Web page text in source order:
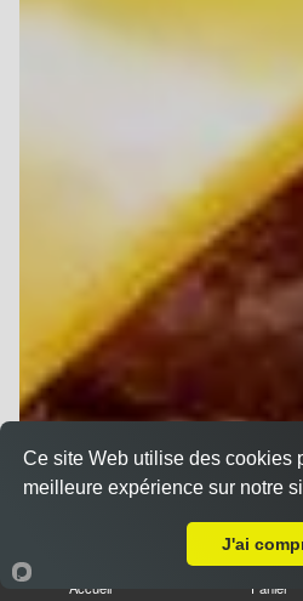
Accueil Panier
Ce site Web utilise des cookies
meilleure expérience sur notre
J'ai